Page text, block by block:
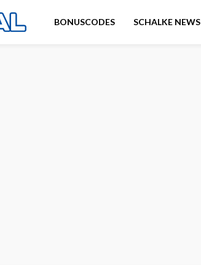
BONUSCODES SCHALKE NEWS